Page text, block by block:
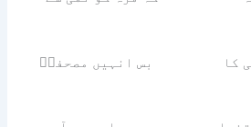
دلی کا بس انہیں مصحفیؔ